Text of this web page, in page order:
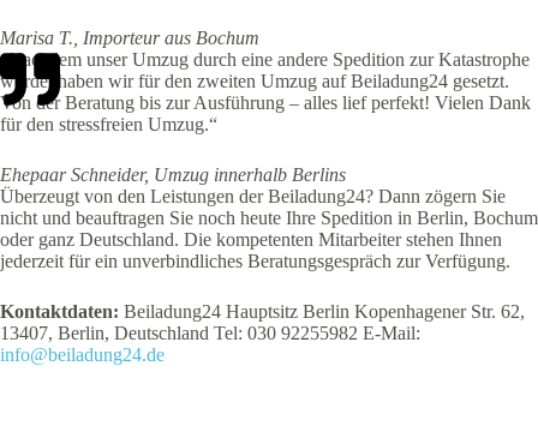
Marisa T., Importeur aus Bochum
„Nachdem unser Umzug durch eine andere Spedition zur Katastrophe
wurde, haben wir für den zweiten Umzug auf Beiladung24 gesetzt.
Von der Beratung bis zur Ausführung – alles lief perfekt! Vielen Dank
für den stressfreien Umzug.“
Ehepaar Schneider, Umzug innerhalb Berlins
Überzeugt von den Leistungen der Beiladung24? Dann zögern Sie
nicht und beauftragen Sie noch heute Ihre Spedition in Berlin, Bochum
oder ganz Deutschland. Die kompetenten Mitarbeiter stehen Ihnen
jederzeit für ein unverbindliches Beratungsgespräch zur Verfügung.
Kontaktdaten: Beiladung24 Hauptsitz Berlin Kopenhagener Str. 62,
13407, Berlin, Deutschland Tel: 030 92255982 E-Mail:
info@beiladung24.de